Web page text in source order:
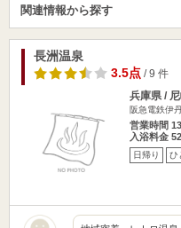
関連情報から探す
長洲温泉
3.5点/ 9 件
兵庫県 /
阪急電鉄伊
営業時間
入浴料金
日帰り ひ